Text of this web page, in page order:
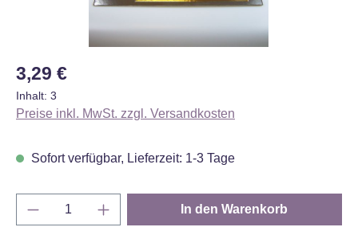
Regulärer Preis:
3,29 €
Inhalt: 3
Preise inkl. MwSt. zzgl. Versandkosten
Sofort verfügbar, Lieferzeit: 1-3 Tage
Produkt Anzahl: Gib den gewünschten
In den Warenkorb